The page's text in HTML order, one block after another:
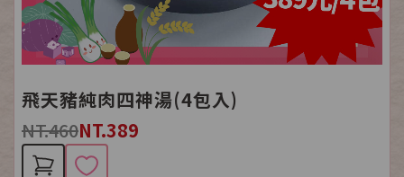
飛天豬純肉四神湯(4包入)
NT.460NT.389